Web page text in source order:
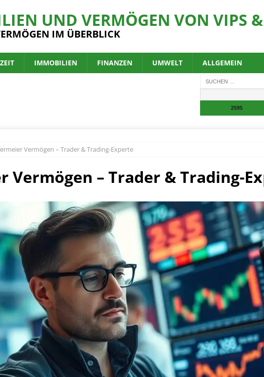
UND VERMÖGEN VON VIPS
IM ÜBERBLICK
IMMOBILIEN FINANZEN UMWELT ALLGEMEIN
Vermögen – Trader & Trading-Experte
Vermögen – Trader & Trading-